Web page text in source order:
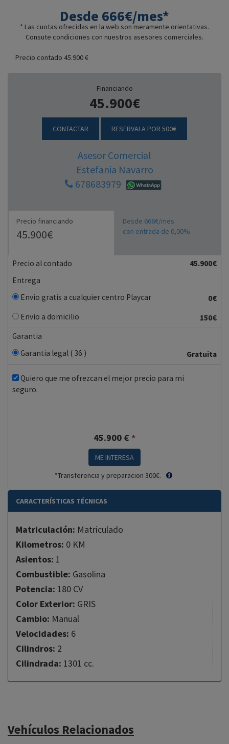
Desde 666€/mes*
* Las cuotas ofrecidas en la web son meramente orientativas.
Consute condiciones con nuestros asesores comerciales.
Precio contado 45.900 €
Financiando
45.900€
CONTACTAR RESERVALA POR 500€
Asesor Comercial
Estefania Navarro
678683979
Precio financiando
45.900€
Desde 666€/mes
con entrada de 0,00%
Precio al contado
45.900€
Entrega
Envio gratis a cualquier centro Playcar
0€
Envio a domicilio
150€
Garantia
Garantia legal ( 36 )
Gratuita
Quiero que me ofrezcan el mejor precio para mi
seguro.
45.900 € *
ME INTERESA
*Transferencia y preparacion 300€.
CARACTERÍSTICAS TÉCNICAS
Matriculación: Matriculado
Kilometros: 0 KM
Asientos: 1
Combustible: Gasolina
Potencia: 180 CV
Color Exterior: GRIS
Cambio: Manual
Velocidades: 6
Cilindros: 2
Cilindrada: 1301 cc.
Vehículos Relacionados